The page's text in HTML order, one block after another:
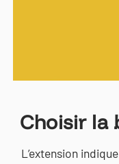
Choisir la
L’extension